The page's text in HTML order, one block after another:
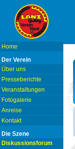
Home
Der Verein
Über uns
Presseberichte
Veranstaltungen
Fotogalerie
Anreise
Kontakt
Die Szene
Diskussionsforum